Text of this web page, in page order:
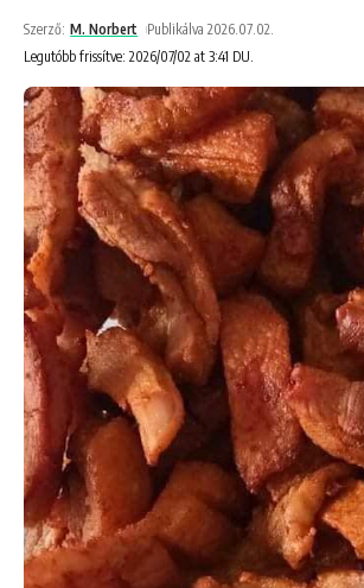
Legutóbb frissítve: 2026/07/02 at 3:41 DU.
Szerző: M. Norbert Publikálva 2026.07.02.